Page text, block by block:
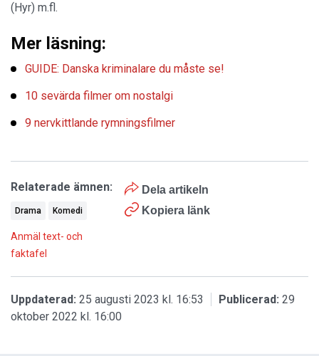
(Hyr) m.fl.
Mer läsning:
GUIDE: Danska kriminalare du måste se!
10 sevärda filmer om nostalgi
9 nervkittlande rymningsfilmer
Dela artikeln
Kopiera länk
Relaterade ämnen:
Drama Komedi
Anmäl text- och
faktafel
Uppdaterad: 25 augusti 2023 kl. 16:53 Publicerad: 29
oktober 2022 kl. 16:00